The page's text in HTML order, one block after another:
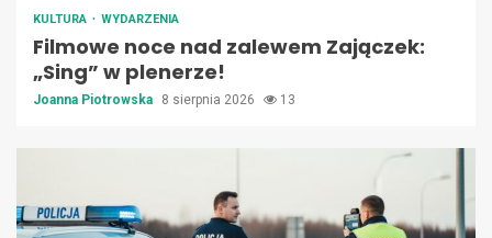
KULTURA WYDARZENIA
Filmowe noce nad zalewem Zajączek:
„Sing” w plenerze!
Joanna Piotrowska 8 sierpnia 2026 13